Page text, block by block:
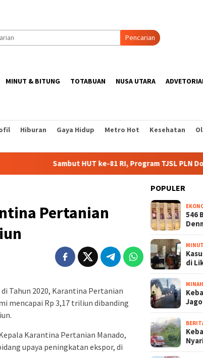
Pencarian
MINUT & BITUNG TOTABUAN NUSA UTARA
Hiburan Gaya Hidup Metro Hot Kesehatan
Sambut HUT ke-81 RI, Program TJSL PLN Dorong
Pertanian
Tahun 2020, Karantina Pertanian
mencapai Rp 3,17 triliun dibanding
Karantina Pertanian Manado,
upaya peningkatan ekspor, di
POPULER
546
MINUT
di